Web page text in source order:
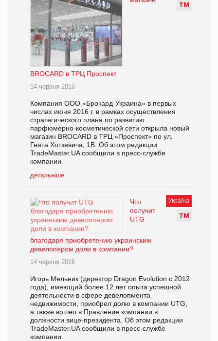
ТМ
BROCARD в ТРЦ Проспект
14 червня 2016
Компания ООО «Брокард-Украина» в первых
числах июня 2016 г. в рамках осуществления
стратегического плана по развитию
парфюмерно-косметической сети открыла новый
магазин BROCARD в ТРЦ «Проспект» по ул.
Гната Хоткевича, 1В. Об этом редакции
TradeMaster.UA сообщили в пресс-службе
компании.
детальніше
Україна
ТМ
Что
получит
UTG
благодаря приобретению украинским
девелопером доли в компании?
14 червня 2016
Игорь Мельник (директор Dragon Evolution с 2012
года), имеющий более 12 лет опыта успешной
деятельности в сфере девелопмента
недвижимости, приобрел долю в компании UTG,
а также вошел в Правление компании в
должности вице-президента. Об этом редакции
TradeMaster.UA сообщили в пресс-службе
компании.